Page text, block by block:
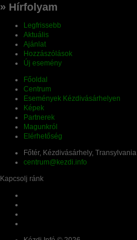
» Hírfolyam
Legfrissebb
Aktuális
Ajánlat
Hozzászólások
Új esemény
Főoldal
Centrum
Események Kézdivásárhelyen
Képek
Partnerek
Magunkról
Elérhetőség
Főtér, Kézdivásárhely, Transylvania
centrum@kezdi.info
Kapcsolj ránk